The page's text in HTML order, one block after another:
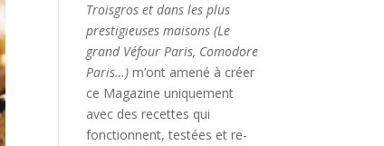
Troisgros et dans les plus
prestigieuses maisons (Le
grand Véfour Paris, Comodore
Paris…) m’ont amené à créer
ce Magazine uniquement
avec des recettes qui
fonctionnent, testées et re-